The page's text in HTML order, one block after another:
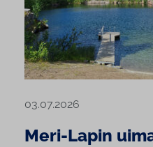
03.07.2026
Meri-Lapin